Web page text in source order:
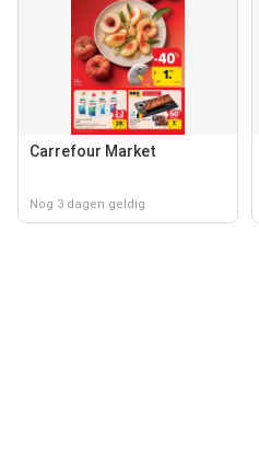
Carrefour Market
Nog 3 dagen geldig